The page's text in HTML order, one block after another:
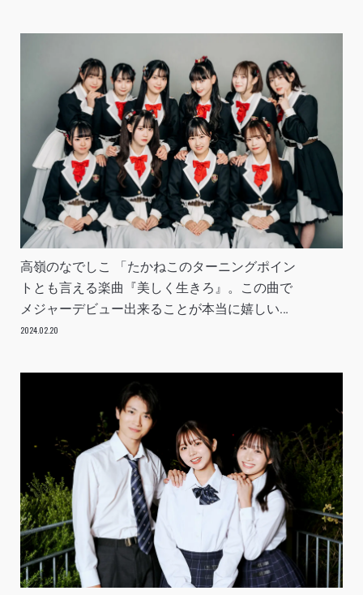
高嶺のなでしこ 「たかねこのターニングポイン
トとも言える楽曲『美しく生きろ』。この曲で
メジャーデビュー出来ることが本当に嬉しい」
INTERVIEW
2024.02.20